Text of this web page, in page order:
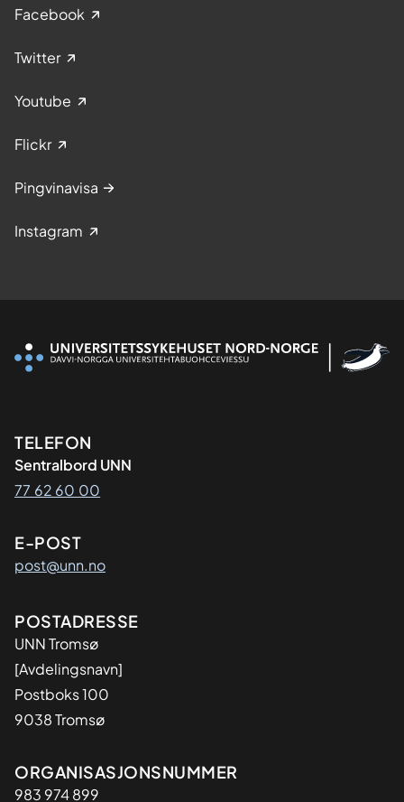
Facebook
Twitter
Youtube
Flickr
Pingvinavisa
Instagram
Kontaktinformasjon
TELEFON
Sentralbord UNN
77 62 60 00
E-POST
post@unn.no
Adresse
POSTADRESSE
UNN Tromsø
[Avdelingsnavn]
Postboks 100
9038 Tromsø
Organisasjon
ORGANISASJONSNUMMER
983 974 899